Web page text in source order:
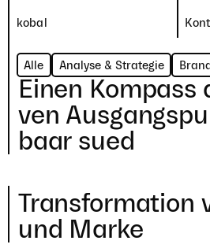
kobal
Jobs
Alle Analyse & Strategie
Einen
ven
baar sued
Trans­for­ma­tion
und Marke